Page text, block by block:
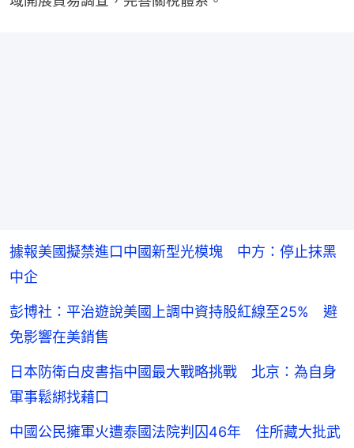
據報美國擬禁進口中國新型光模塊 中方：停止抹黑
中企
彭博社：平治遊說美國上調中資持股紅線至25% 避
免影響在美銷售
日本防衛白皮書指中國最大戰略挑戰 北京：為自身
軍事鬆綁找藉口
中國公民擁軍火遭泰國法院判囚46年 住所藏大批武